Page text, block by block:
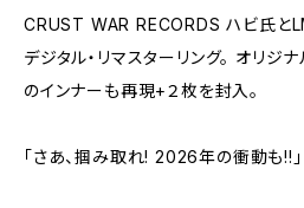
CRUST WAR RECORDS ハビ氏と
デジタル・リマスターリング。 オリ
のインナーも再現+２枚を封入。
「さあ、掴み取れ! 2026年の衝動も!!」